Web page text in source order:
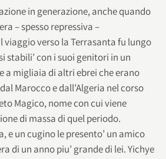
in generazione, anche quando
– spesso repressiva –
viaggio verso la Terrasanta fu lungo
stabili’ con i suoi genitori in un
a migliaia di altri ebrei che erano
Marocco e dall’Algeria nel corso
Magico, nome con cui viene
di massa di quel periodo.
e un cugino le presento’ un amico
di un anno piu’ grande di lei. Yichye